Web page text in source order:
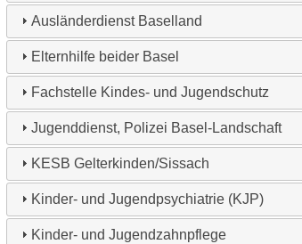
Ausländerdienst Baselland
Elternhilfe beider Basel
Fachstelle Kindes- und Jugendschutz
Jugenddienst, Polizei Basel-Landschaft
KESB Gelterkinden/Sissach
Kinder- und Jugendpsychiatrie (KJP)
Kinder- und Jugendzahnpflege